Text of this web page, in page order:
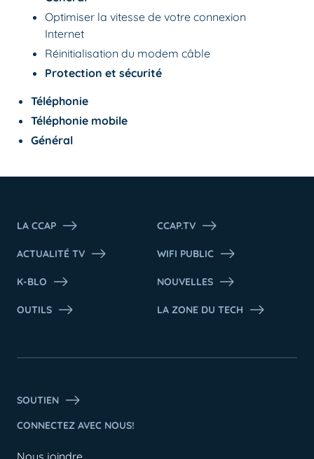
Optimiser la vitesse de votre connexion
Internet
Réinitialisation du modem câble
Protection et sécurité
Téléphonie
Téléphonie mobile
Général
LA CCAP CCAP.TV
ACTUALITÉ TV WIFI PUBLIC
K-BLO NOUVELLES
OUTILS LA ZONE DU TECH
SOUTIEN
CONNECTEZ AVEC NOUS!
Nous joindre